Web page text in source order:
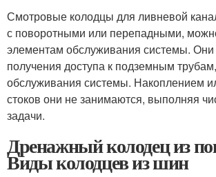
Смотровые колодцы для ливневой
с поворотными или перепадными,
элементам обслуживания системы.
получения доступа к подземным
обслуживания системы. Накоплением
стоков они не занимаются, выполняя
задачи.
Дренажный колодец из
Виды колодцев из шин